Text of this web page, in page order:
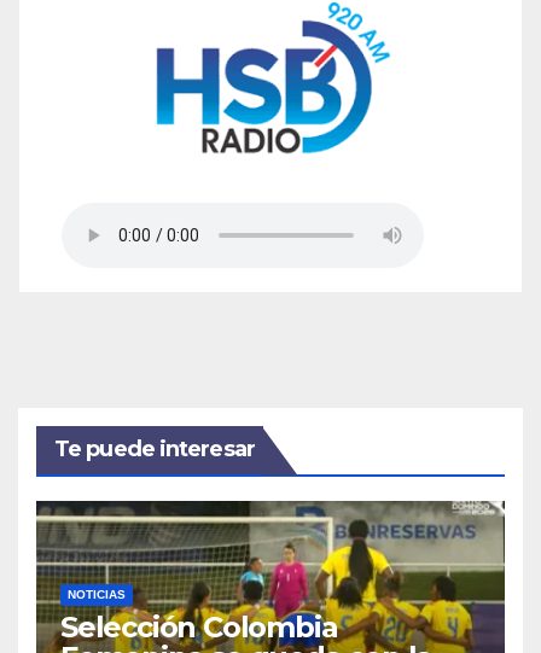
Te puede interesar
NOTICIAS
Selección Colombia